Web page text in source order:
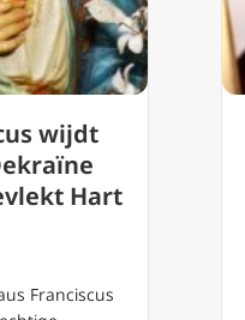
wijdt
Hart
Franciscus